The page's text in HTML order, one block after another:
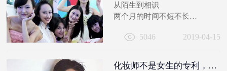
从陌生到相识
两个月的时间不短不长
愿我们以梦为马 不负韶华
5046 2019-04-15
化妆师不是女生的专利，从小鲜肉修炼到型男他学“妆”潮不止一面